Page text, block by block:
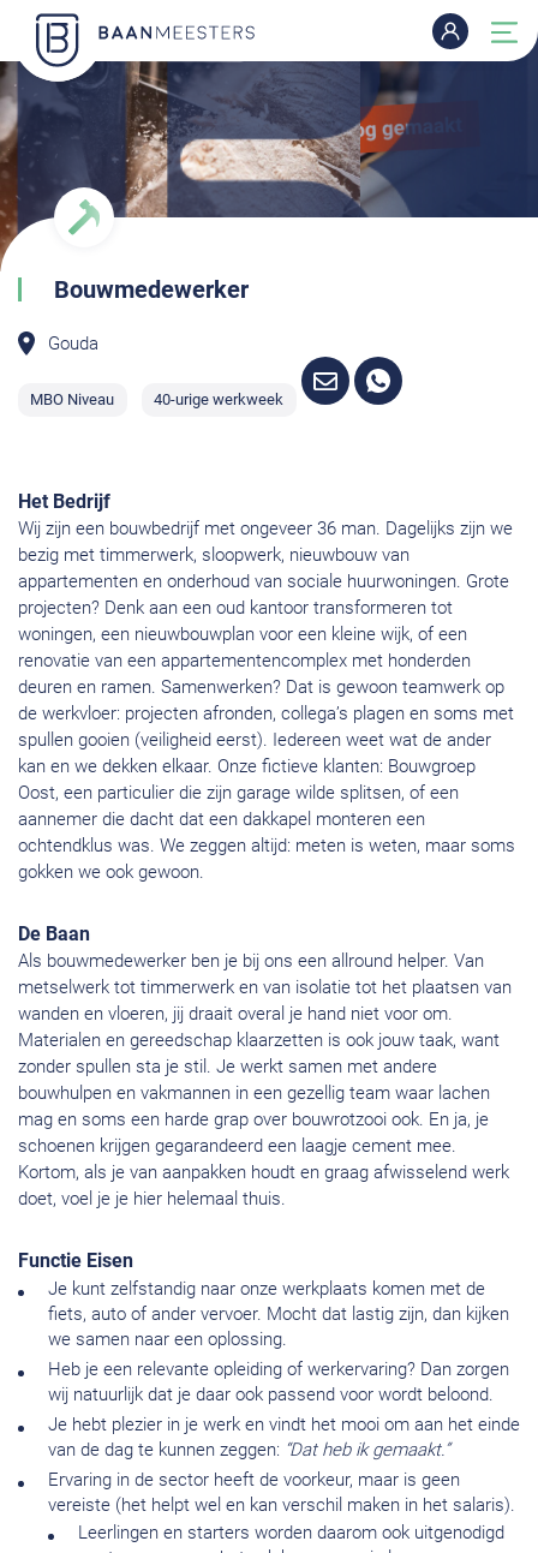
Bouwmedewerker
Gouda
MBO Niveau 40-urige werkweek
Het Bedrijf
Wij zijn een bouwbedrijf met ongeveer 36 man. Dagelijks zijn we
bezig met timmerwerk, sloopwerk, nieuwbouw van
appartementen en onderhoud van sociale huurwoningen. Grote
projecten? Denk aan een oud kantoor transformeren tot
woningen, een nieuwbouwplan voor een kleine wijk, of een
renovatie van een appartementencomplex met honderden
deuren en ramen. Samenwerken? Dat is gewoon teamwerk op
de werkvloer: projecten afronden, collega’s plagen en soms met
spullen gooien (veiligheid eerst). Iedereen weet wat de ander
kan en we dekken elkaar. Onze fictieve klanten: Bouwgroep
Oost, een particulier die zijn garage wilde splitsen, of een
aannemer die dacht dat een dakkapel monteren een
ochtendklus was. We zeggen altijd: meten is weten, maar soms
gokken we ook gewoon.
De Baan
Als bouwmedewerker ben je bij ons een allround helper. Van
metselwerk tot timmerwerk en van isolatie tot het plaatsen van
wanden en vloeren, jij draait overal je hand niet voor om.
Materialen en gereedschap klaarzetten is ook jouw taak, want
zonder spullen sta je stil. Je werkt samen met andere
bouwhulpen en vakmannen in een gezellig team waar lachen
mag en soms een harde grap over bouwrotzooi ook. En ja, je
schoenen krijgen gegarandeerd een laagje cement mee.
Kortom, als je van aanpakken houdt en graag afwisselend werk
doet, voel je je hier helemaal thuis.
Functie Eisen
Je kunt zelfstandig naar onze werkplaats komen met de
fiets, auto of ander vervoer. Mocht dat lastig zijn, dan kijken
we samen naar een oplossing.
Heb je een relevante opleiding of werkervaring? Dan zorgen
wij natuurlijk dat je daar ook passend voor wordt beloond.
Je hebt plezier in je werk en vindt het mooi om aan het einde
van de dag te kunnen zeggen: “Dat heb ik gemaakt.”
Ervaring in de sector heeft de voorkeur, maar is geen
vereiste (het helpt wel en kan verschil maken in het salaris).
Leerlingen en starters worden daarom ook uitgenodigd